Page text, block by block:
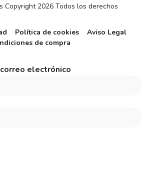
Copyright 2026 Todos los derechos
Política de cookies
Aviso Legal
de compra
electrónico